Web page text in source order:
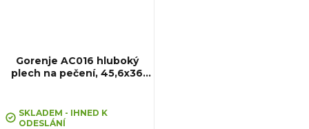
Gorenje AC016 hluboký
plech na pečení, 45,6x36
hodnocení
SKLADEM - IHNED K
ODESLÁNÍ